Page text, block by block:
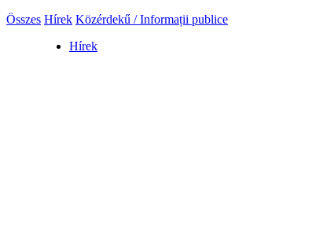
Összes Hírek Közérdekű / Informații publice
Hírek